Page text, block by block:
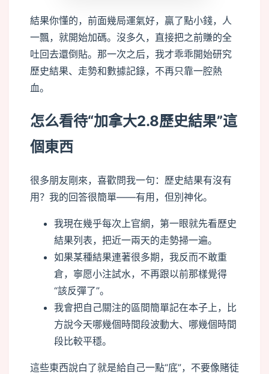
結果你懂的，前面幾局運氣好，贏了點小錢，人
一飄，就開始加碼。沒多久，直接把之前賺的全
吐回去還倒貼。那一次之后，我才乖乖開始研究
歷史結果、走勢和數據記錄，不再只靠一腔熱
血。
怎么看待“加拿大2.8歷史結果”這
個東西
很多朋友剛來，喜歡問我一句：歷史結果有沒有
用？我的回答很簡單——有用，但別神化。
我現在幾乎每次上官網，第一眼就先看歷史
結果列表，把近一兩天的走勢掃一遍。
如果某種結果連著很多期，我反而不敢重
倉，寧愿小注試水，不再跟以前那樣覺得
“該反彈了”。
我會把自己關注的區間簡單記在本子上，比
方說今天哪幾個時間段波動大、哪幾個時間
段比較平穩。
這些東西說白了就是給自己一點“底”，不要像賭徒